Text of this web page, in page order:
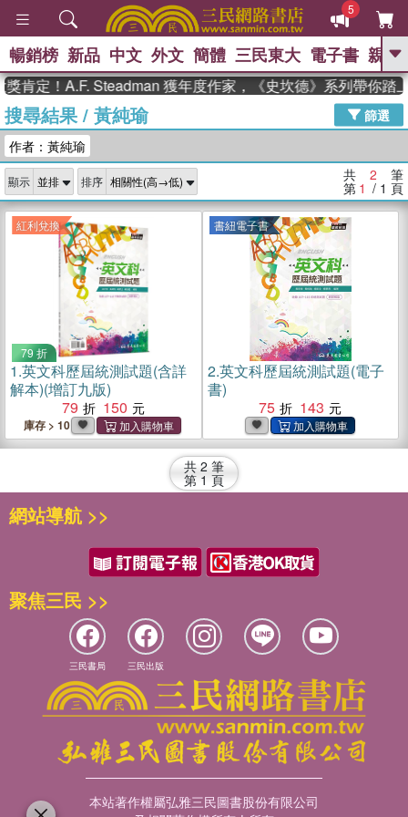
5
GO
高希均教授回憶錄
、 The Odyssey 、 父親節 、 如果歷
獎 臺灣漫遊錄 、 方念華 、 台灣的李
登輝時代
數學女孩：黎曼猜想 、
偉大的迷走神經
暢銷榜 新品 中文 外文 簡體 三民東大 電子書 親子
肯定！A.F. Steadman 獲年度作家，《史坎德》系列帶你踏
搜尋結果/ 黃純瑜
篩選
作者：黃純瑜
顯示 排序 共 2 筆
第 1 / 1 頁
紅利兌換
79 折
1.英文科歷屆統測試題(含詳
解本)(增訂九版)
79
150
庫存 > 10
書紐電子書
2.英文科歷屆統測試題(電子
書)
75
143
共 2 筆
第 1 頁
網站導航 >>
聚焦三民 >>
三民書局 三民出版
本站著作權屬弘雅三民圖書股份有限公司